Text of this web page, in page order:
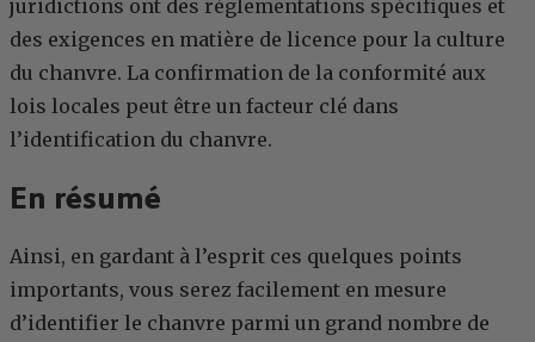
juridictions ont des réglementations spécifiques et
des exigences en matière de licence pour la culture
du chanvre. La confirmation de la conformité aux
lois locales peut être un facteur clé dans
l’identification du chanvre.
En résumé
Ainsi, en gardant à l’esprit ces quelques points
importants, vous serez facilement en mesure
d’identifier le chanvre parmi un grand nombre de